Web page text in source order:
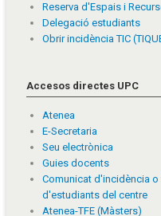
Reserva d'Espais i
Delegació estudiants
Obrir incidència TIC
Accesos directes UPC
Atenea
E-Secretaria
Seu electrònica
Guies docents
Comunicat d'incidència
d'estudiants del centre
Atenea-TFE (Màsters)